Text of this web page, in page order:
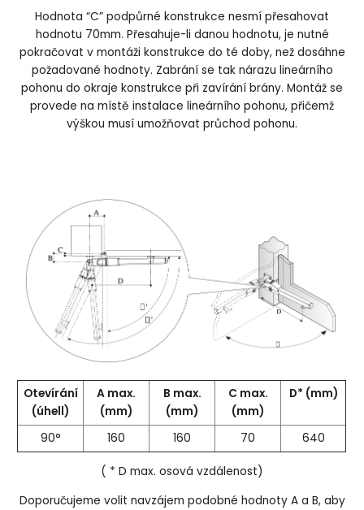
Hodnota “C” podpůrné konstrukce nesmí přesahovat
hodnotu 70mm. Přesahuje-li danou hodnotu, je nutné
pokračovat v montáži konstrukce do té doby, než dosáhne
požadované hodnoty. Zabrání se tak nárazu lineárního
pohonu do okraje konstrukce při zavírání brány. Montáž se
provede na místě instalace lineárního pohonu, přičemž
výškou musí umožňovat průchod pohonu.
Otevírání
(úhell)
A max.
(mm)
B max.
(mm)
C max.
(mm)
D* (mm)
90° 160 160 70 640
( * D max. osová vzdálenost)
Doporučujeme volit navzájem podobné hodnoty A a B, aby